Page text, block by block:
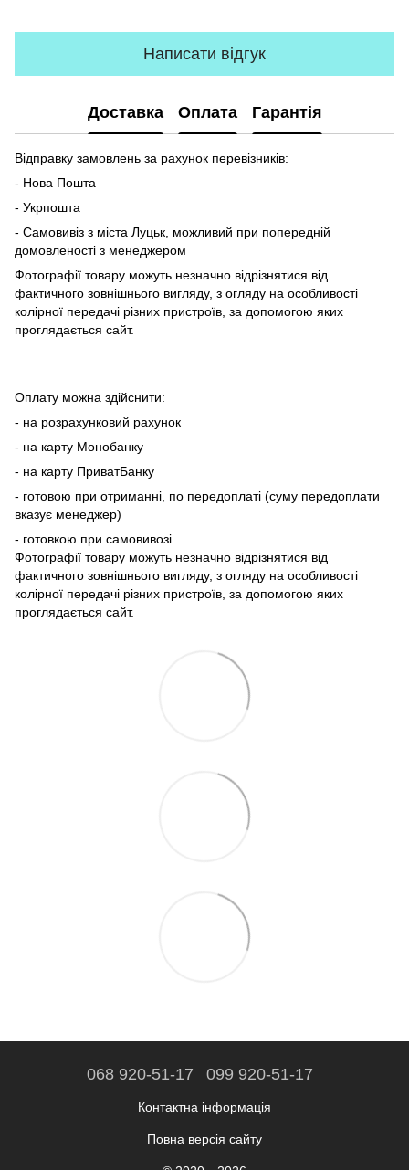
Написати відгук
Доставка Оплата Гарантія
Відправку замовлень за рахунок перевізників:
- Нова Пошта
- Укрпошта
- Самовивіз з міста Луцьк, можливий при попередній
домовленості з менеджером
Фотографії товару можуть незначно відрізнятися від
фактичного зовнішнього вигляду, з огляду на особливості
колірної передачі різних пристроїв, за допомогою яких
проглядається сайт.
Оплату можна здійснити:
- на розрахунковий рахунок
- на карту Монобанку
- на карту ПриватБанку
- готовою при отриманні, по передоплаті (суму передоплати
вказує менеджер)
- готовкою при самовивозі
Фотографії товару можуть незначно відрізнятися від
фактичного зовнішнього вигляду, з огляду на особливості
колірної передачі різних пристроїв, за допомогою яких
проглядається сайт.
068 920-51-17 099 920-51-17
Контактна інформація
Повна версія сайту